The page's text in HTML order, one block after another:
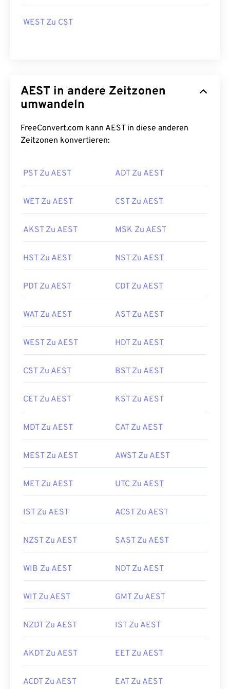
WEST Zu CST
AEST in andere Zeitzonen
umwandeln
FreeConvert.com kann AEST in diese anderen
Zeitzonen konvertieren:
PST Zu AEST ADT Zu AEST
WET Zu AEST CST Zu AEST
AKST Zu AEST MSK Zu AEST
HST Zu AEST NST Zu AEST
PDT Zu AEST CDT Zu AEST
WAT Zu AEST AST Zu AEST
WEST Zu AEST HDT Zu AEST
CST Zu AEST BST Zu AEST
CET Zu AEST KST Zu AEST
MDT Zu AEST CAT Zu AEST
MEST Zu AEST AWST Zu AEST
MET Zu AEST UTC Zu AEST
IST Zu AEST ACST Zu AEST
NZST Zu AEST SAST Zu AEST
WIB Zu AEST NDT Zu AEST
WIT Zu AEST GMT Zu AEST
NZDT Zu AEST IST Zu AEST
AKDT Zu AEST EET Zu AEST
ACDT Zu AEST EAT Zu AEST